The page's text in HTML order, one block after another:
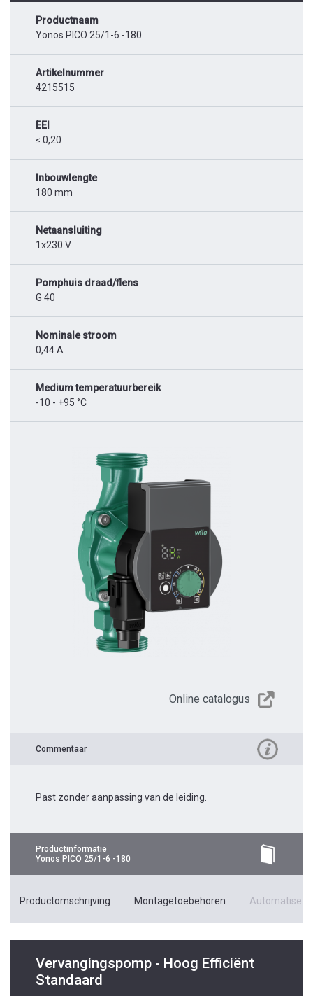
Productnaam
Yonos PICO 25/1-6 -180
Artikelnummer
4215515
EEI
≤ 0,20
Inbouwlengte
180 mm
Netaansluiting
1x230 V
Pomphuis draad/flens
G 40
Nominale stroom
0,44 A
Medium temperatuurbereik
-10 - +95 °C
Online catalogus
Commentaar
Past zonder aanpassing van de leiding.
Productinformatie
Yonos PICO 25/1-6 -180
Productomschrijving Montagetoebehoren
Vervangingspomp - Hoog Efficiënt
Standaard